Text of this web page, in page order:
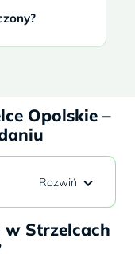
Opolskie –
w Strzelcach